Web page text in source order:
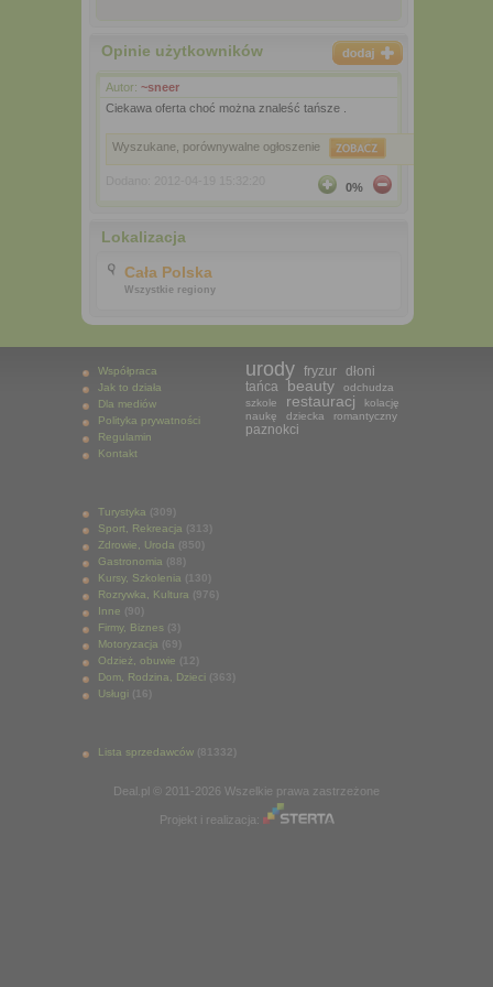
Opinie użytkowników
Autor: ~sneer
Ciekawa oferta choć można znaleść tańsze .
Wyszukane, porównywalne ogłoszenie
0%
Lokalizacja
Cała Polska
Wszystkie regiony
Współpraca
Jak to działa
Dla mediów
Polityka prywatności
Regulamin
Kontakt
Turystyka (309)
Sport, Rekreacja (313)
Zdrowie, Uroda (850)
Gastronomia (88)
Kursy, Szkolenia (130)
Rozrywka, Kultura (976)
Inne (90)
Firmy, Biznes (3)
Motoryzacja (69)
Odzież, obuwie (12)
Dom, Rodzina, Dzieci (363)
Usługi (16)
Lista sprzedawców (81332)
urody fryzur dłoni
tańca beauty
odchudza
szkole
restauracj
kolację
naukę
dziecka romantyczny
paznokci
Deal.pl © 2011-2026 Wszelkie prawa zastrzeżone
Projekt i realizacja: